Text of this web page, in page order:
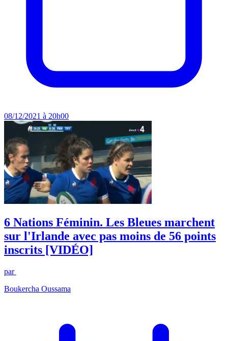
08/12/2021 à 20h00
6 Nations Féminin. Les Bleues marchent
sur l'Irlande avec pas moins de 56 points
inscrits [VIDÉO]
par
Boukercha Oussama